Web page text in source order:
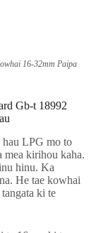
16-32mm Paipa
Gb-t 18992
LPG mo to
mea kirihou kaha.
hinu. Ka
He tae kowhai
ki te